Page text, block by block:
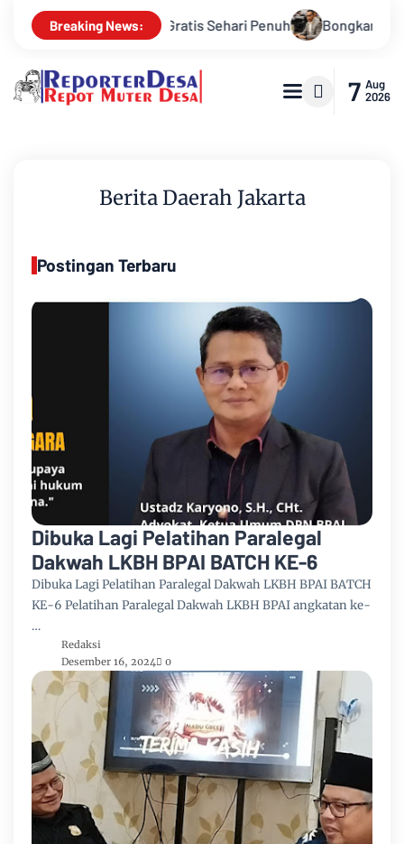
Breaking News:
Gratis Sehari Penuh Bongkar Sindikat Buzzer
7 Aug
2026
Berita Daerah Jakarta
Postingan Terbaru
Dibuka Lagi Pelatihan Paralegal
Dakwah LKBH BPAI BATCH KE-6
Dibuka Lagi Pelatihan Paralegal Dakwah LKBH BPAI BATCH
KE-6 Pelatihan Paralegal Dakwah LKBH BPAI angkatan ke-
…
Redaksi
Desember 16, 2024
0